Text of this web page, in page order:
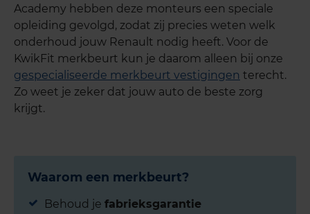
Academy hebben deze monteurs een speciale
opleiding gevolgd, zodat zij precies weten welk
onderhoud jouw Renault nodig heeft. Voor de
KwikFit merkbeurt kun je daarom alleen bij onze
gespecialiseerde merkbeurt vestigingen terecht.
Zo weet je zeker dat jouw auto de beste zorg
krijgt.
Waarom een merkbeurt?
Behoud je fabrieksgarantie